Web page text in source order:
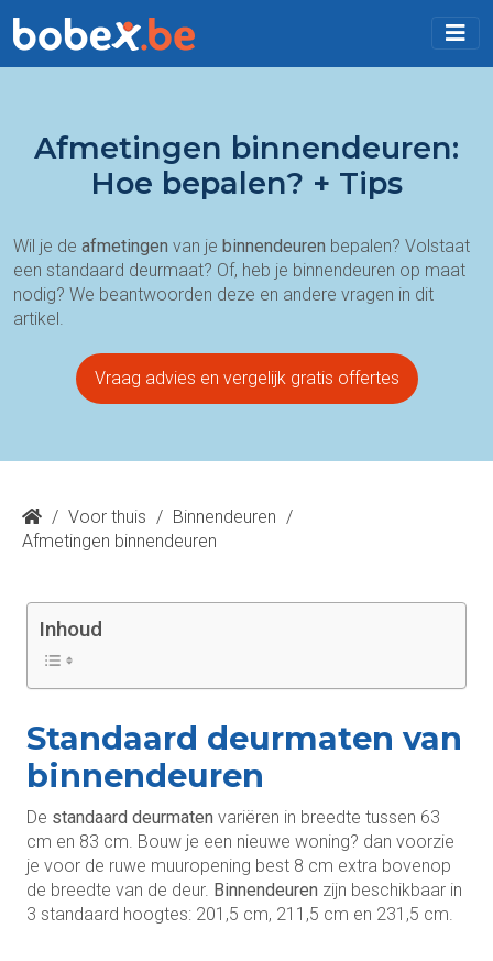
Afmetingen binnendeuren:
Hoe bepalen? + Tips
Wil je de afmetingen van je binnendeuren bepalen? Volstaat
een standaard deurmaat? Of, heb je binnendeuren op maat
nodig? We beantwoorden deze en andere vragen in dit
artikel.
Vraag advies en vergelijk gratis offertes
/ Voor thuis / Binnendeuren /
Afmetingen binnendeuren
Inhoud
Standaard deurmaten van
binnendeuren
De standaard deurmaten variëren in breedte tussen 63
cm en 83 cm. Bouw je een nieuwe woning? dan voorzie
je voor de ruwe muuropening best 8 cm extra bovenop
de breedte van de deur. Binnendeuren zijn beschikbaar in
3 standaard hoogtes: 201,5 cm, 211,5 cm en 231,5 cm.